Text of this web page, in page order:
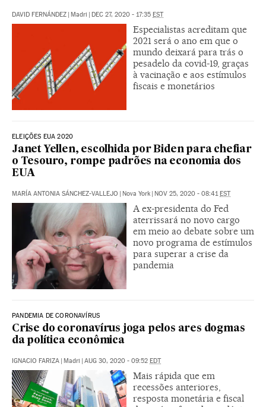
DAVID FERNÁNDEZ | Madri | DEC 27, 2020 - 17:35 EST
Especialistas acreditam que
2021 será o ano em que o
mundo deixará para trás o
pesadelo da covid-19, graças
à vacinação e aos estímulos
fiscais e monetários
ELEIÇÕES EUA 2020
Janet Yellen, escolhida por Biden para chefiar
o Tesouro, rompe padrões na economia dos
EUA
MARÍA ANTONIA SÁNCHEZ-VALLEJO | Nova York | NOV 25, 2020 - 08:41EST
A ex-presidenta do Fed
aterrissará no novo cargo
em meio ao debate sobre um
novo programa de estímulos
para superar a crise da
pandemia
PANDEMIA DE CORONAVÍRUS
Crise do coronavírus joga pelos ares dogmas
da política econômica
IGNACIO FARIZA | Madri | AUG 30, 2020 - 09:52 EDT
Mais rápida que em
recessões anteriores,
resposta monetária e fiscal